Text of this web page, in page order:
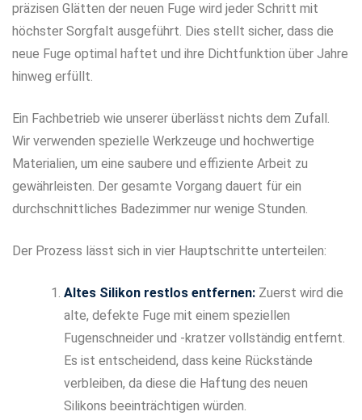
präzisen Glätten der neuen Fuge wird jeder Schritt mit
höchster Sorgfalt ausgeführt. Dies stellt sicher, dass die
neue Fuge optimal haftet und ihre Dichtfunktion über Jahre
hinweg erfüllt.
Ein Fachbetrieb wie unserer überlässt nichts dem Zufall.
Wir verwenden spezielle Werkzeuge und hochwertige
Materialien, um eine saubere und effiziente Arbeit zu
gewährleisten. Der gesamte Vorgang dauert für ein
durchschnittliches Badezimmer nur wenige Stunden.
Der Prozess lässt sich in vier Hauptschritte unterteilen:
Altes Silikon restlos entfernen: Zuerst wird die
alte, defekte Fuge mit einem speziellen
Fugenschneider und -kratzer vollständig entfernt.
Es ist entscheidend, dass keine Rückstände
verbleiben, da diese die Haftung des neuen
Silikons beeinträchtigen würden.